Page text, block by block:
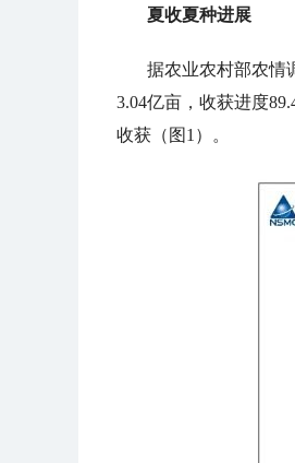
夏收夏种进展
据农业农村部农情
3.04亿亩，收获进度
收获（图1）。